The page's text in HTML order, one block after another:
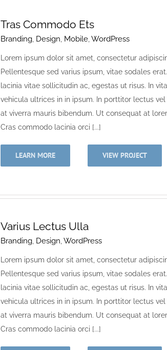
Tras Commodo Ets
Branding, Design, Mobile,WordPress
Lorem ipsum dolor sit amet, consectetur
Pellentesque sed varius ipsum, vitae sodales
lacinia vitae sollicitudin ac, egestas ut risus. In
vehicula ultrices in in ipsum. In porttitor lectus vel
at viverra mauris bibendum. Ut consequat at
Cras commodo lacinia orci [...]
LEARN MORE VIEW PROJECT
Varius Lectus Ulla
Branding, Design,WordPress
Lorem ipsum dolor sit amet, consectetur
Pellentesque sed varius ipsum, vitae sodales
lacinia vitae sollicitudin ac, egestas ut risus. In
vehicula ultrices in in ipsum. In porttitor lectus vel
at viverra mauris bibendum. Ut consequat at
Cras commodo lacinia orci [...]